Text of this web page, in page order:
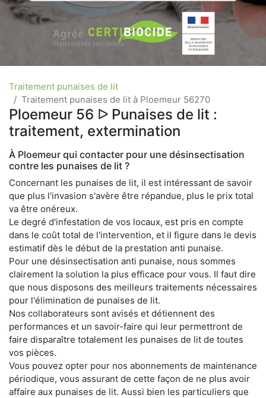
Traitement punaises de lit
Traitement punaises de lit à Ploemeur 56270
Ploemeur 56 ᐅ Punaises de lit :
traitement, extermination
À Ploemeur qui contacter pour une désinsectisation
contre les punaises de lit ?
Concernant les punaises de lit, il est intéressant de savoir
que plus l'invasion s'avère être répandue, plus le prix total
va être onéreux.
Le degré d'infestation de vos locaux, est pris en compte
dans le coût total de l'intervention, et il figure dans le devis
estimatif dès le début de la prestation anti punaise.
Pour une désinsectisation anti punaise, nous sommes
clairement la solution la plus efficace pour vous. Il faut dire
que nous disposons des meilleurs traitements nécessaires
pour l'élimination de punaises de lit.
Nos collaborateurs sont avisés et détiennent des
performances et un savoir-faire qui leur permettront de
faire disparaître totalement les punaises de lit de toutes
vos pièces.
Vous pouvez opter pour nos abonnements de maintenance
périodique, vous assurant de cette façon de ne plus avoir
affaire aux punaises de lit. Aussi bien les particuliers que